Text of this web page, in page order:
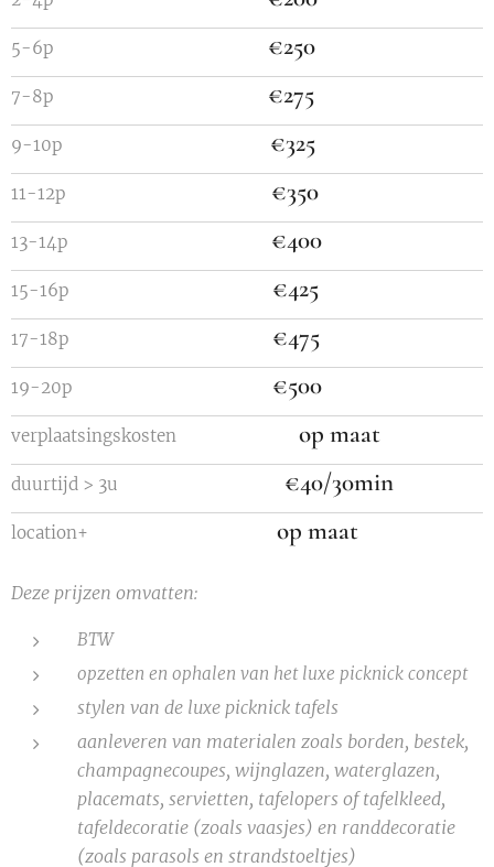
5-6p €250
7-8p €275
9-10p €325
11-12p €350
13-14p €400
15-16p €425
17-18p €475
19-20p €500
verplaatsingskosten op maat
duurtijd > 3u €40/30min
location+ op maat
Deze prijzen omvatten:
BTW
opzetten en ophalen van het luxe picknick concept
stylen van de luxe picknick tafels
aanleveren van materialen zoals borden, bestek,
champagnecoupes, wijnglazen, waterglazen,
placemats, servietten, tafelopers of tafelkleed,
tafeldecoratie (zoals vaasjes) en randdecoratie
(zoals parasols en strandstoeltjes)